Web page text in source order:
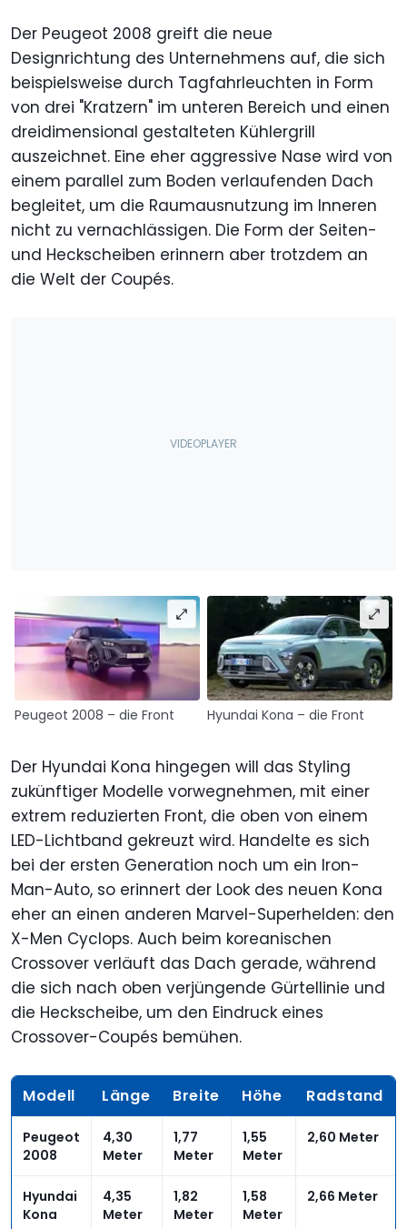
Der Peugeot 2008 greift die neue
Designrichtung des Unternehmens auf, die sich
beispielsweise durch Tagfahrleuchten in Form
von drei "Kratzern" im unteren Bereich und einen
dreidimensional gestalteten Kühlergrill
auszeichnet. Eine eher aggressive Nase wird von
einem parallel zum Boden verlaufenden Dach
begleitet, um die Raumausnutzung im Inneren
nicht zu vernachlässigen. Die Form der Seiten-
und Heckscheiben erinnern aber trotzdem an
die Welt der Coupés.
Peugeot 2008 – die Front Hyundai Kona – die Front
Der Hyundai Kona hingegen will das Styling
zukünftiger Modelle vorwegnehmen, mit einer
extrem reduzierten Front, die oben von einem
LED-Lichtband gekreuzt wird. Handelte es sich
bei der ersten Generation noch um ein Iron-
Man-Auto, so erinnert der Look des neuen Kona
eher an einen anderen Marvel-Superhelden: den
X-Men Cyclops. Auch beim koreanischen
Crossover verläuft das Dach gerade, während
die sich nach oben verjüngende Gürtellinie und
die Heckscheibe, um den Eindruck eines
Crossover-Coupés bemühen.
Modell Länge Breite Höhe Radstand
Peugeot
2008
4,30
Meter
1,77
Meter
1,55
Meter
2,60 Meter
Hyundai
Kona
4,35
Meter
1,82
Meter
1,58
Meter
2,66 Meter